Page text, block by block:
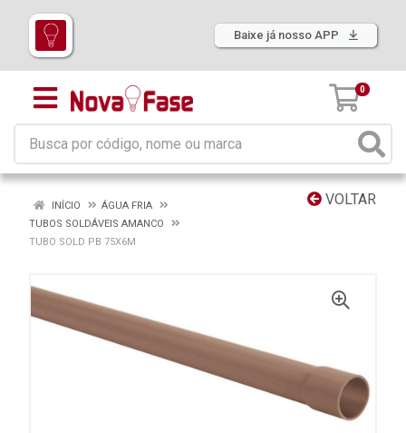
Baixe já nosso APP
0
VOLTAR
INÍCIO
ÁGUA FRIA
TUBOS SOLDÁVEIS AMANCO
TUBO SOLD PB 75X6M